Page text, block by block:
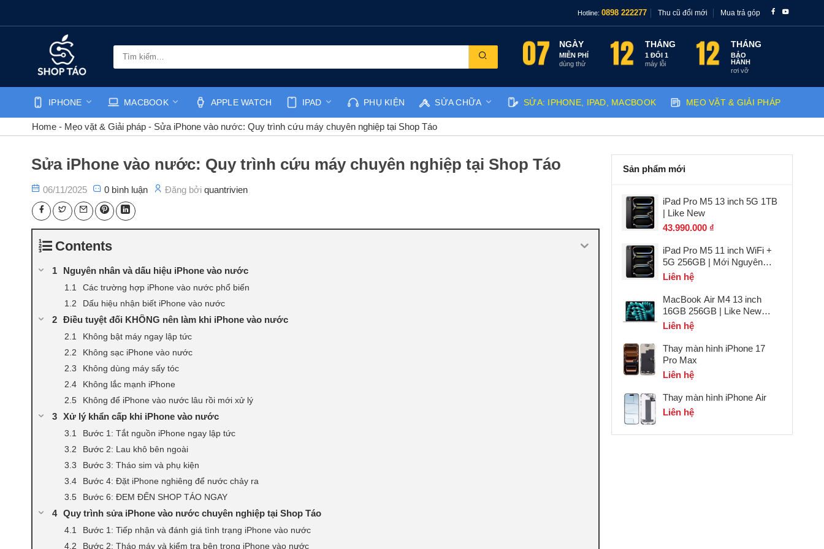
Hotline: 0898 222277 Thu cũ đổi mới Mua trả góp
Tìm
NGÀY
MIỄN PHÍ
dùng thử
THÁNG
1 ĐỔI 1
máy lỗi
THÁNG
BẢO
HÀNH
rơi vỡ
IPHONE MACBOOK APPLE WATCH IPAD PHỤ KIỆN SỬA CHỮA SỬA: IPHONE, IPAD, MACBOOK MẸO VẶT & GIẢI PHÁP
Home - Mẹo vặt & Giải pháp - Sửa iPhone vào nước: Quy trình cứu máy chuyên nghiệp tại Shop Táo
Sửa iPhone vào nước: Quy trình cứu máy chuyên nghiệp tại Shop Táo
06/11/2025 0 bình luận Đăng bởi quantrivien
Contents
Nguyên nhân và dấu hiệu iPhone vào nước
Các trường hợp iPhone vào nước phổ biến
Dấu hiệu nhận biết iPhone vào nước
Điều tuyệt đối KHÔNG nên làm khi iPhone vào nước
Không bật máy ngay lập tức
Không sạc iPhone vào nước
Không dùng máy sấy tóc
Không lắc mạnh iPhone
Không để iPhone vào nước lâu rồi mới xử lý
Xử lý khẩn cấp khi iPhone vào nước
Bước 1: Tắt nguồn iPhone ngay lập tức
Bước 2: Lau khô bên ngoài
Bước 3: Tháo sim và phụ kiện
Bước 4: Đặt iPhone nghiêng để nước chảy ra
Bước 6: ĐEM ĐẾN SHOP TÁO NGAY
Quy trình sửa iPhone vào nước chuyên nghiệp tại Shop Táo
Bước 1: Tiếp nhận và đánh giá tình trạng iPhone vào nước
Bước 2: Tháo máy và kiểm tra bên trong iPhone vào nước
Sản phẩm mới
iPad Pro M5 13 inch 5G 1TB
| Like New
43.990.000 ₫
iPad Pro M5 11 inch WiFi +
5G 256GB | Mới Nguyên
Seal
Liên hệ
MacBook Air M4 13 inch
16GB 256GB | Like New
Như Mới
Liên hệ
Thay màn hình iPhone 17
Pro Max
Liên hệ
Thay màn hình iPhone Air
Liên hệ